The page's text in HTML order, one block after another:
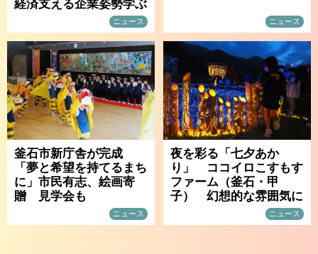
経済支える企業姿勢学ぶ
ニュース ニュース
釜石市新庁舎が完成
「夢と希望を持てるまち
に」市民有志、絵画寄
贈 見学会も
ニュース
夜を彩る「七夕あか
り」 ココイロこすもす
ファーム（釜石・甲
子） 幻想的な雰囲気に
ニュース